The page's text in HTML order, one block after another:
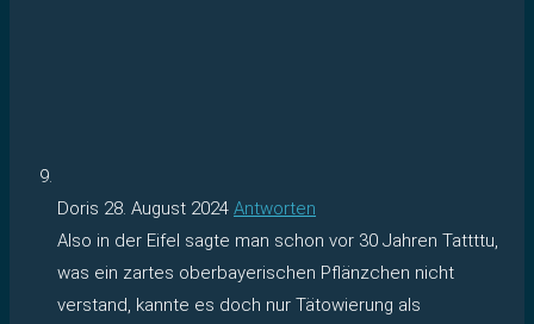
Doris 28. August 2024 Antworten
Also in der Eifel sagte man schon vor 30 Jahren Tattttu,
was ein zartes oberbayerischen Pflänzchen nicht
verstand, kannte es doch nur Tätowierung als